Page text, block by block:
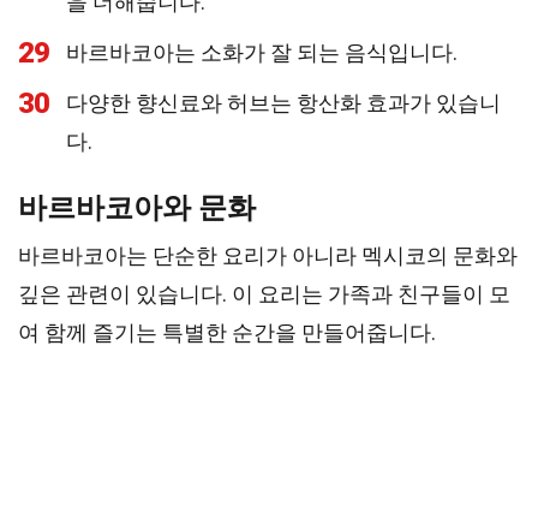
29 바르바코아는 소화가 잘 되는 음식입니다.
30
다양한 향신료와 허브는 항산화 효과가 있습니
다.
바르바코아와 문화
바르바코아는 단순한 요리가 아니라 멕시코의 문화와
깊은 관련이 있습니다. 이 요리는 가족과 친구들이 모
여 함께 즐기는 특별한 순간을 만들어줍니다.